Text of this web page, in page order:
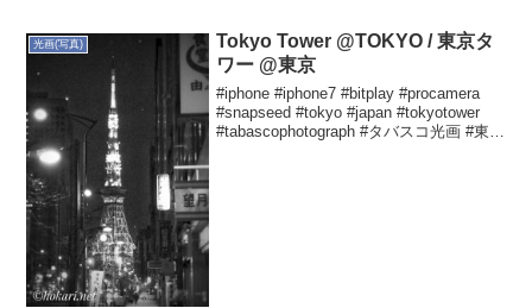
光画(写真)
Tokyo Tower @TOKYO / 東京タ
ワー @東京
#iphone #iphone7 #bitplay #procamera
#snapseed #tokyo #japan #tokyotower
#tabascophotograph #タバスコ光画 #東京